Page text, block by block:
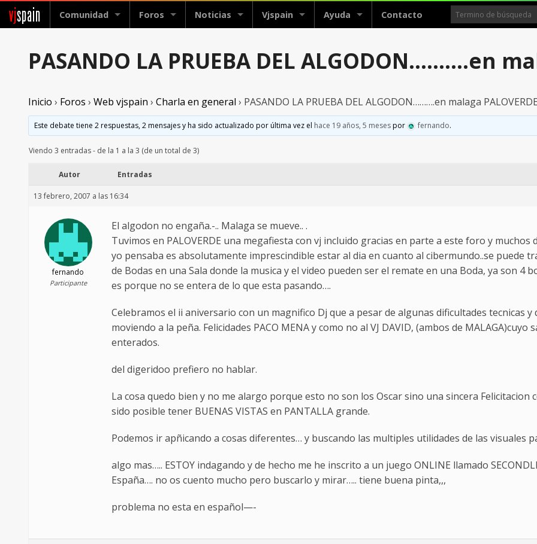
vjspain Comunidad Foros Noticias Vjspain Ayuda Contacto
PASANDO LA PRUEBA DEL ALGODON……….en
Inicio › Foros › Web vjspain › Charla en general › PASANDO LA PRUEBA DEL ALGODON……….en malaga PALOVERDE
Este debate tiene 2 respuestas, 2 mensajes y ha sido actualizado por última vez el hace 19 años, 5 mesespor fernando.
Viendo 3 entradas - de la 1 a la 3 (de un total de 3)
Autor Entradas
13 febrero, 2007 a las 16:34
fernando
Participante
El algodon no engaña.-.. Malaga se mueve.. .
Tuvimos en PALOVERDE una megafiesta con vj incluido gracias en parte a este foro y
yo pensaba es absolutamente imprescindible estar al dia en cuanto al cibermundo..se puede
de Bodas en una Sala donde la musica y el video pueden ser el remate en una Boda, ya son 4
es porque no se entera de lo que esta pasando….
Celebramos el ii aniversario con un magnifico Dj que a pesar de algunas dificultades tecnicas
moviendo a la peña. Felicidades PACO MENA y como no al VJ DAVID, (ambos de
enterados.
del digeridoo prefiero no hablar.
La cosa quedo bien y no me alargo porque esto no son los Oscar sino una sincera
sido posible tener BUENAS VISTAS en PANTALLA grande.
Podemos ir apñicando a cosas diferentes… y buscando las multiples utilidades de las visuales
algo mas….. ESTOY indagando y de hecho me he inscrito a un juego ONLINE llamado
España…. no os cuento mucho pero buscarlo y mirar….. tiene buena pinta,,,
problema no esta en español—-